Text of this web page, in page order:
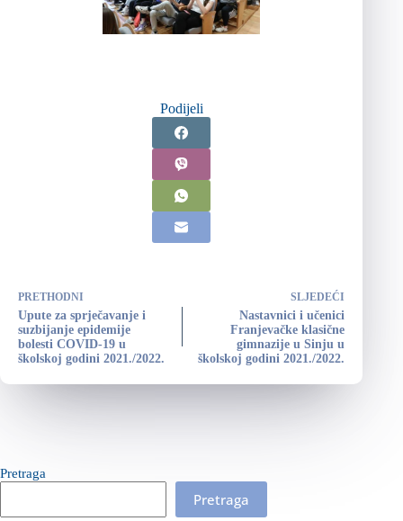
Podijeli
PRETHODNI
Upute za sprječavanje i
suzbijanje epidemije
bolesti COVID-19 u
školskoj godini 2021./2022.
SLJEDEĆI
Nastavnici i učenici
Franjevačke klasične
gimnazije u Sinju u
školskoj godini 2021./2022.
Pretraga
Pretraga